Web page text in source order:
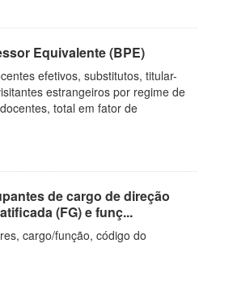
Equivalente (BPE)
efetivos, substitutos, titular-
estrangeiros por regime de
total em fator de
de cargo de direção
(FG) e funç...
cargo/função, código do